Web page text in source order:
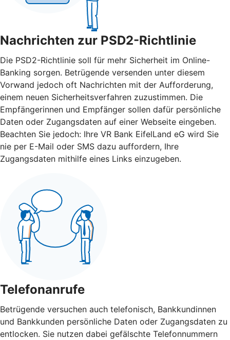
Nachrichten zur PSD2-Richtlinie
Die PSD2-Richtlinie soll für mehr Sicherheit im Online-
Banking sorgen. Betrügende versenden unter diesem
Vorwand jedoch oft Nachrichten mit der Aufforderung,
einem neuen Sicherheitsverfahren zuzustimmen. Die
Empfängerinnen und Empfänger sollen dafür persönliche
Daten oder Zugangsdaten auf einer Webseite eingeben.
Beachten Sie jedoch: Ihre VR Bank EifelLand eG wird Sie
nie per E-Mail oder SMS dazu auffordern, Ihre
Zugangsdaten mithilfe eines Links einzugeben.
Telefonanrufe
Betrügende versuchen auch telefonisch, Bankkundinnen
und Bankkunden persönliche Daten oder Zugangsdaten zu
entlocken. Sie nutzen dabei gefälschte Telefonnummern